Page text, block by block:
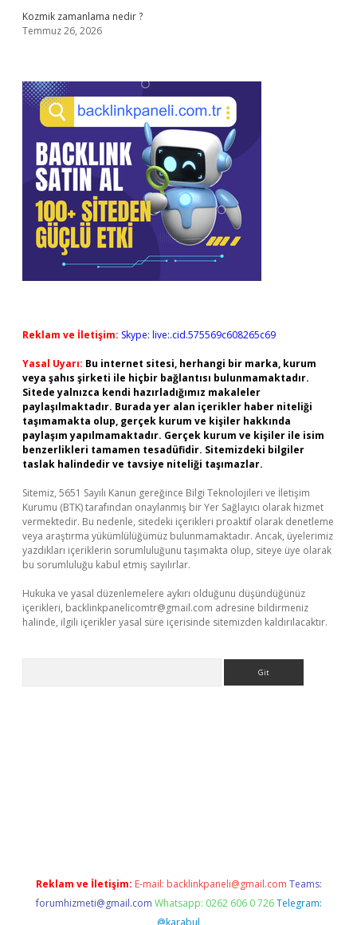
Kozmik zamanlama nedir ?
Temmuz 26, 2026
Reklam ve İletişim: Skype: live:.cid.575569c608265c69
Yasal Uyarı: Bu internet sitesi, herhangi bir marka, kurum
veya şahıs şirketi ile hiçbir bağlantısı bulunmamaktadır.
Sitede yalnızca kendi hazırladığımız makaleler
paylaşılmaktadır. Burada yer alan içerikler haber niteliği
taşımamakta olup, gerçek kurum ve kişiler hakkında
paylaşım yapılmamaktadır. Gerçek kurum ve kişiler ile isim
benzerlikleri tamamen tesadüfidir. Sitemizdeki bilgiler
taslak halindedir ve tavsiye niteliği taşımazlar.
Sitemiz, 5651 Sayılı Kanun gereğince Bilgi Teknolojileri ve İletişim
Kurumu (BTK) tarafından onaylanmış bir Yer Sağlayıcı olarak hizmet
vermektedir. Bu nedenle, sitedeki içerikleri proaktif olarak denetleme
veya araştırma yükümlülüğümüz bulunmamaktadır. Ancak, üyelerimiz
yazdıkları içeriklerin sorumluluğunu taşımakta olup, siteye üye olarak
bu sorumluluğu kabul etmiş sayılırlar.
Hukuka ve yasal düzenlemelere aykırı olduğunu düşündüğünüz
içerikleri, backlinkpanelicomtr@gmail.com adresine bildirmeniz
halinde, ilgili içerikler yasal süre içerisinde sitemizden kaldırılacaktır.
Reklam ve İletişim: E-mail: backlinkpaneli@gmail.com Teams:
forumhizmeti@gmail.com Whatsapp: 0262 606 0 726 Telegram:
@karabul